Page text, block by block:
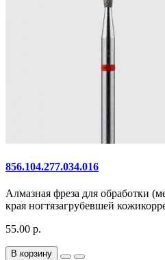
856.104.277.034.016
Алмазная фреза для обработки
края ногтязагрубевшей
55.00 р.
В корзину